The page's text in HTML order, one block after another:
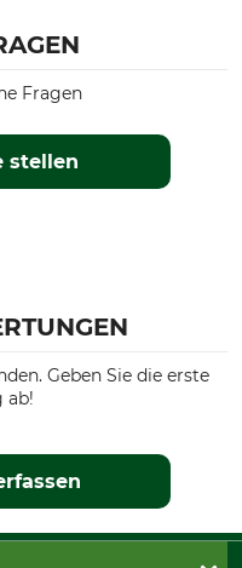
stellen
Fragen
Geben Sie die erste
ab!